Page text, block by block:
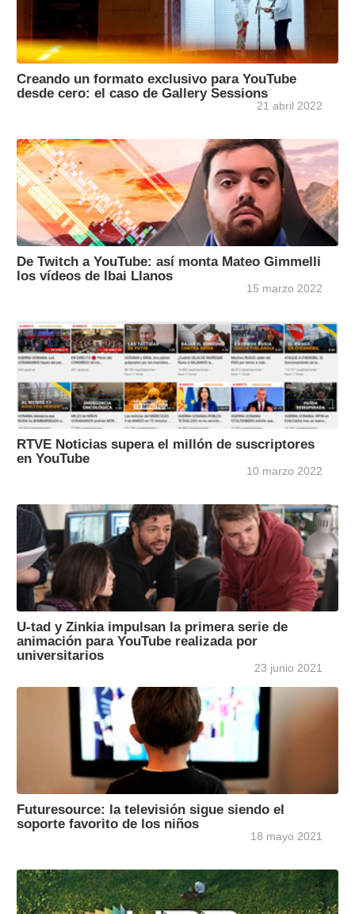
Creando un formato exclusivo para YouTube
desde cero: el caso de Gallery Sessions
21 abril 2022
De Twitch a YouTube: así monta Mateo Gimmelli
los vídeos de Ibai Llanos
15 marzo 2022
RTVE Noticias supera el millón de suscriptores
en YouTube
10 marzo 2022
U-tad y Zinkia impulsan la primera serie de
animación para YouTube realizada por
universitarios
23 junio 2021
Futuresource: la televisión sigue siendo el
soporte favorito de los niños
18 mayo 2021